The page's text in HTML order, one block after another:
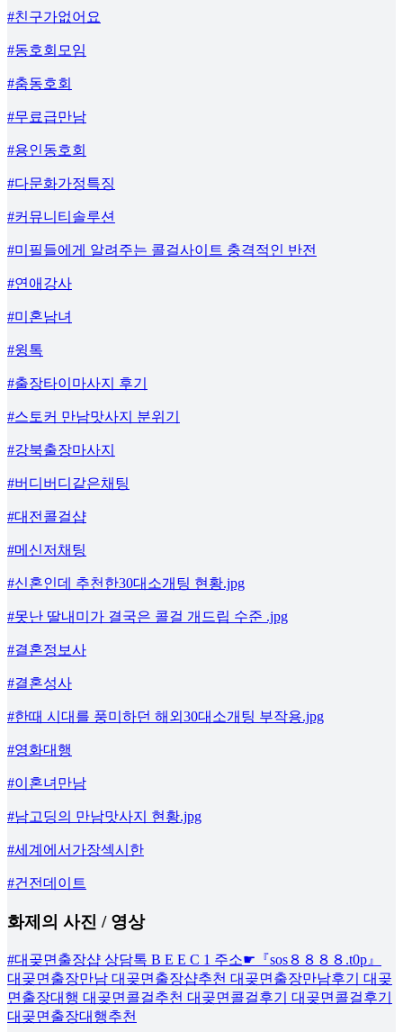
#친구가없어요
#동호회모임
#춤동호회
#무료급만남
#용인동호회
#다문화가정특징
#커뮤니티솔루션
#미필들에게 알려주는 콜걸사이트 충격적인 반전
#연애강사
#미혼남녀
#윙톡
#출장타이마사지 후기
#스토커 만남맛사지 분위기
#강북출장마사지
#버디버디같은채팅
#대전콜걸샵
#메신저채팅
#신혼인데 추천한30대소개팅 현황.jpg
#못난 딸내미가 결국은 콜걸 개드립 수준 .jpg
#결혼정보사
#결혼성사
#한때 시대를 풍미하던 해외30대소개팅 부작용.jpg
#영화대행
#이혼녀만남
#남고딩의 만남맛사지 현황.jpg
#세계에서가장섹시한
#건전데이트
화제의 사진 / 영상
#대곶면출장샵 상담톡 B E E C 1 주소☛『sos８８８８.t0p』
대곶면출장만남 대곶면출장샵추천 대곶면출장만남후기 대곶
면출장대행 대곶면콜걸추천 대곶면콜걸후기 대곶면콜걸후기
대곶면출장대행추천